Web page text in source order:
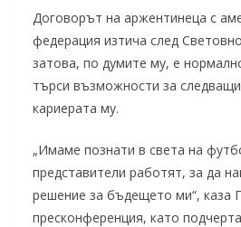
Договорът на аржентинеца с
федерация изтича след
затова, по думите му, е
търси възможности за
кариерата му.
„Имаме познати в света на
представители работят, за да
решение за бъдещето ми“, каза
пресконференция, като